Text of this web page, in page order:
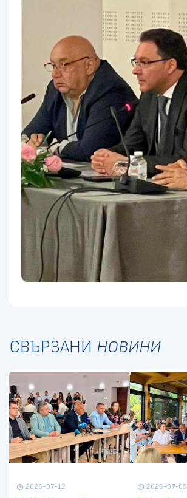
СВЪРЗАНИ НОВИНИ
schedule 2026-07-12 schedule 2026-07-05